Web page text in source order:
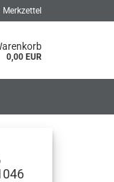
Merkzettel
0,00 EUR